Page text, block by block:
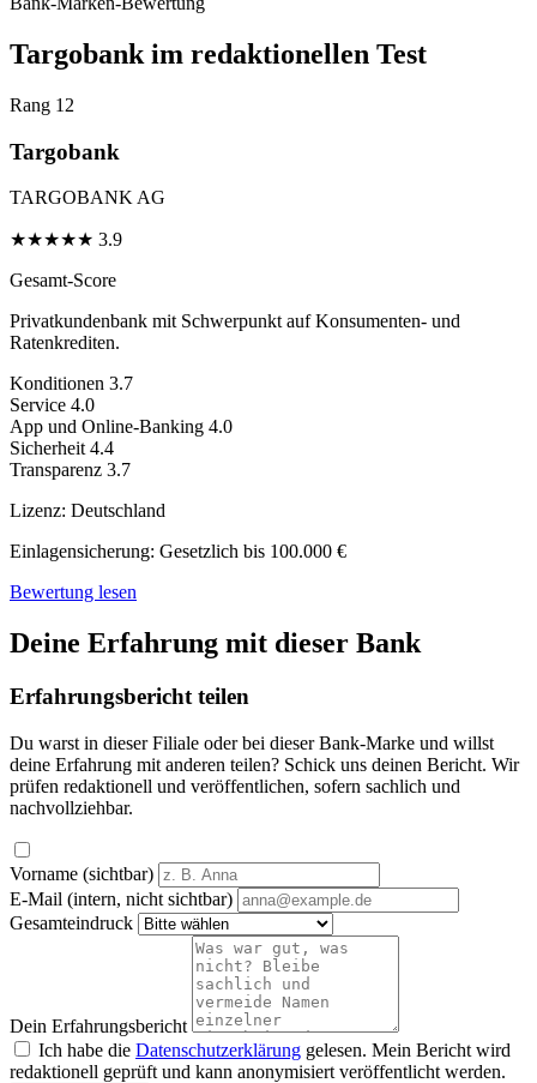
Targobank im redaktionellen Test
Rang 12
Targobank
TARGOBANK AG
★★★★★ 3.9
Gesamt-Score
Privatkundenbank mit Schwerpunkt auf Konsumenten- und
Ratenkrediten.
Konditionen 3.7
Service 4.0
App und Online-Banking 4.0
Sicherheit 4.4
Transparenz 3.7
Lizenz: Deutschland
Einlagensicherung: Gesetzlich bis 100.000 €
Bewertung lesen
Deine Erfahrung mit dieser Bank
Erfahrungsbericht teilen
Du warst in dieser Filiale oder bei dieser Bank-Marke und willst
deine Erfahrung mit anderen teilen? Schick uns deinen Bericht. Wir
prüfen redaktionell und veröffentlichen, sofern sachlich und
nachvollziehbar.
Vorname (sichtbar)
E-Mail (intern, nicht sichtbar)
Gesamteindruck
Dein Erfahrungsbericht
Ich habe die Datenschutzerklärung gelesen. Mein Bericht wird
redaktionell geprüft und kann anonymisiert veröffentlicht werden.